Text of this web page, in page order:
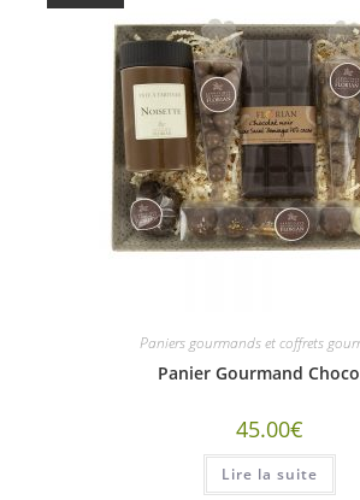
Paniers gourmands et coffrets
Panier Gourmand
45.00€
Lire la suite